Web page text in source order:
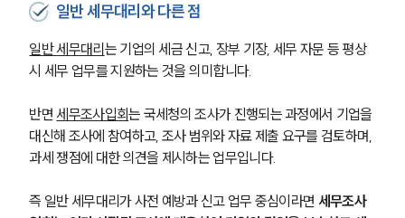
일반 세무대리와 다른 점
일반 세무대리 는 기업의 세금 신고, 장부 기장, 세무 자문 등 평상
시 세무 업무를 지원하는 것을 의미합니다.
반면 세무조사입회는 국세청의 조사가 진행되는 과정에서 기업을
대신해 조사에 참여하고, 조사 범위와 자료 제출 요구를 검토하며,
과세 쟁점에 대한 의견을 제시하는 업무입니다.
즉 일반 세무대리가 사전 예방과 신고 업무 중심이라면 세무조사